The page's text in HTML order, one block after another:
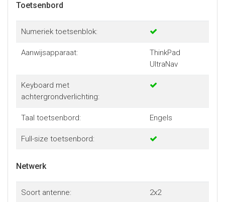
Toetsenbord
Numeriek toetsenblok:
Aanwijsapparaat:
ThinkPad
UltraNav
Keyboard met
achtergrondverlichting:
Taal toetsenbord: Engels
Full-size toetsenbord:
Netwerk
Soort antenne: 2x2